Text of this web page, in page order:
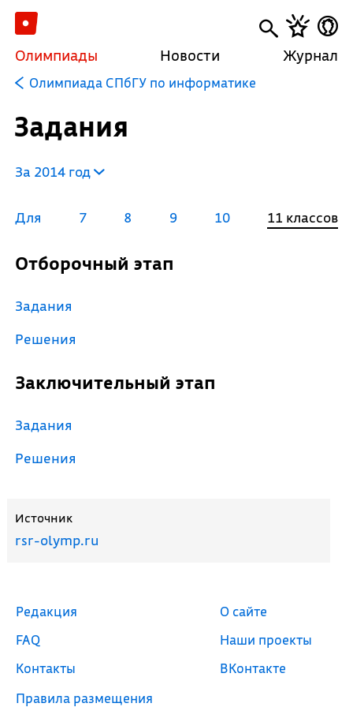
Олимпиады Новости Журнал
Олимпиада СПбГУ по информатике
Задания
За 2014 год
Для 7 8 9 10 11 классов
Отборочный этап
Задания
Решения
Заключительный этап
Задания
Решения
Источник
rsr-olymp.ru
Редакция
FAQ
Контакты
Правила размещения
О сайте
Наши проекты
ВКонтакте